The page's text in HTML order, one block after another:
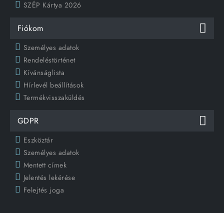
SZÉP Kártya 2026
Fiókom
Személyes adatok
Rendeléstörténet
Kívánságlista
Hírlevél beállítások
Termékvisszaküldés
GDPR
Eszköztár
Személyes adatok
Mentett címek
Jelentés lekérése
Felejtés joga